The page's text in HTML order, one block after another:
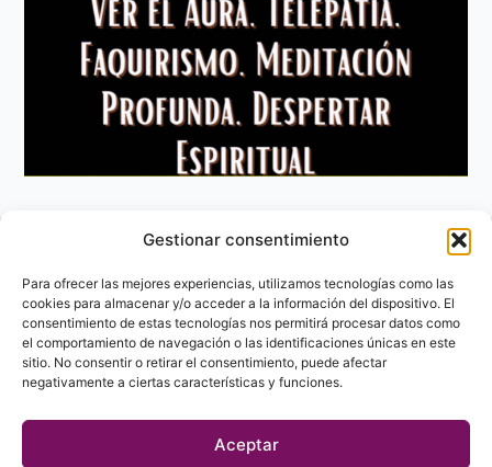
Gestionar consentimiento
Para ofrecer las mejores experiencias, utilizamos tecnologías como las
cookies para almacenar y/o acceder a la información del dispositivo. El
consentimiento de estas tecnologías nos permitirá procesar datos como
el comportamiento de navegación o las identificaciones únicas en este
sitio. No consentir o retirar el consentimiento, puede afectar
negativamente a ciertas características y funciones.
Aceptar
Aviso Legal
Política de privacidad
Política de Cookies
Contacto